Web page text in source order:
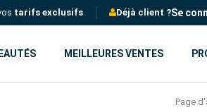
tarifs exclusifs Déjà client ?Se
MEILLEURES VENTES
Page